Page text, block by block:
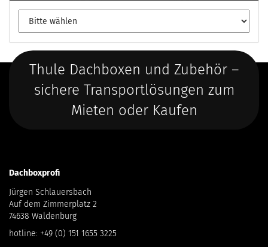
Thule Dachboxen und Zubehör –
sichere Transportlösungen zum
Mieten oder Kaufen
Dachboxprofi
Jürgen Schlauersbach
Auf dem Zimmerplatz 2
74638 Waldenburg
hotline: +49 (0) 151 1655 3225